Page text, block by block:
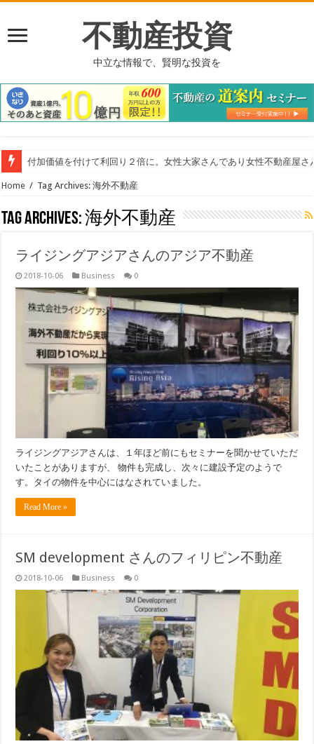
不動産投資
中立な情報で、賢明な投資を
付加価値を付けて利回り２倍に。女性大家さんであり女性不動産屋さ
東洋工業さんの給水管の浄化システム
Home / Tag Archives: 海外不動産
Tag Archives:海外不動産
ライジングアジアさんのアジア不動産
2018-10-06 Business 0
ライジングアジアさんは、１年ほど前にもセミナーを聞かせていただ
いたことがありますが、 物件も完成し、次々に建設予定のようで
す。タイの物件を中心にはなされていました。
Read More »
SM development さんのフィリピン不動産
2018-10-06 Business 0